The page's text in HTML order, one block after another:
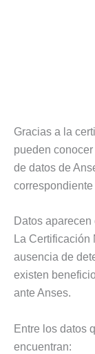
Gracias a la
pueden
de datos de
Datos
La Certificación
ausencia de
existen
ante Anses.
Entre los datos
encuentran: